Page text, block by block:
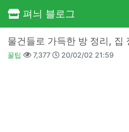
펴늬 블로그
물건들로 가득한 방 정리, 집
꿀팁 7,377 20/02/02 21:59